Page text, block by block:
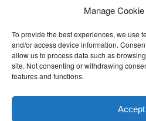
Manage
To provide the best experiences, we use
and/or access device information.
allow us to process data such as
site. Not consenting or withdrawing
features and functions.
Accept
januari 2013
december 2012
CATEGORIEËN